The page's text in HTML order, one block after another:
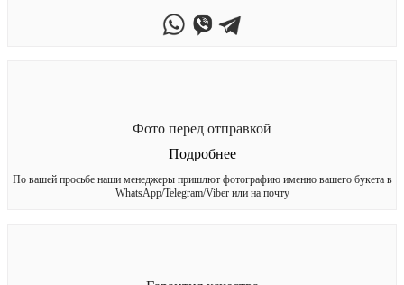
Фото перед отправкой
Подробнее
По вашей просьбе наши менеджеры пришлют фотографию именно вашего букета в
WhatsApp/Telegram/Viber или на почту